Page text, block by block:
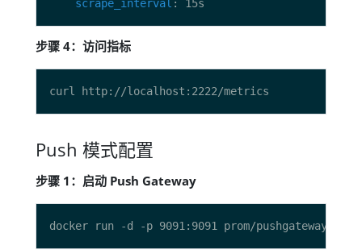
scrape_interval
步骤 4：访问指标
Push 模式配置
步骤 1：启动 Push Gateway